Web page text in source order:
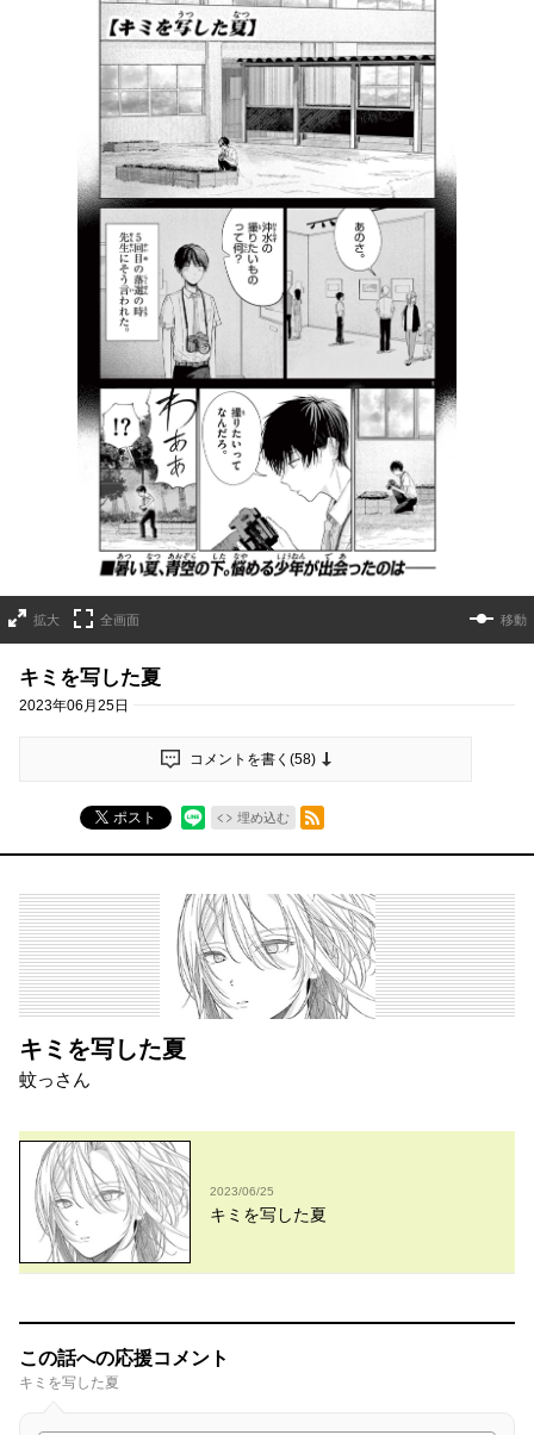
拡大 全画面 移動
キミを写した夏
2023年06月25日
コメントを書く(58)
ポスト 埋め込む
RSSフィード
キミを写した夏
蚊っさん
2023/06/25
キミを写した夏
この話への応援コメント
キミを写した夏